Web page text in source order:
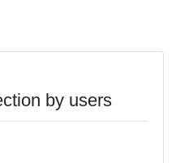
by users